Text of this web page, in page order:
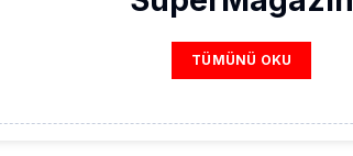
TÜMÜNÜ OKU